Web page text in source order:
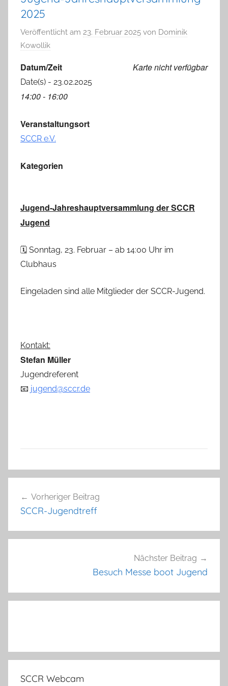
2025
Veröffentlicht am 23. Februar 2025 von Dominik
Kowollik
Karte nicht verfügbar
Datum/Zeit
Date(s) - 23.02.2025
14:00 - 16:00
Veranstaltungsort
SCCR e.V.
Kategorien
Jugend-Jahreshauptversammlung der SCCR
Jugend
🗓️ Sonntag, 23. Februar – ab 14:00 Uhr im
Clubhaus
Eingeladen sind alle Mitglieder der SCCR-Jugend.
Kontakt:
Stefan Müller
Jugendreferent
📧 jugend@sccr.de
Vorheriger Beitrag
SCCR-Jugendtreff
Nächster Beitrag
Besuch Messe boot Jugend
SCCR Webcam